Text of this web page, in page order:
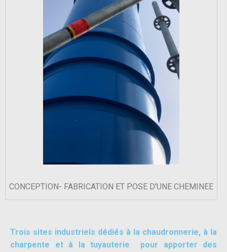
CONCEPTION- FABRICATION ET POSE D'UNE CHEMINEE
Trois sites industriels dédiés à la chaudronnerie, à la
charpente et à la tuyauterie pour apporter des